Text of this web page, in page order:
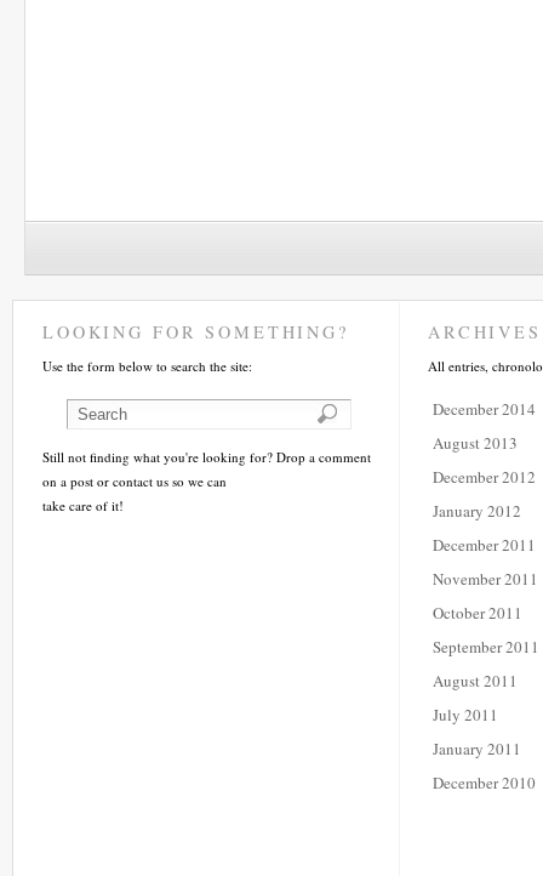
LOOKING FOR SOMETHING?
Use the form below to search the site:
Still not finding what you're looking for? Drop a comment
on a post or contact us so we can
take care of it!
ARCHIVES
All entries,
December 2014
August 2013
December 2012
January 2012
December 2011
November 2011
October 2011
September 2011
August 2011
July 2011
January 2011
December 2010